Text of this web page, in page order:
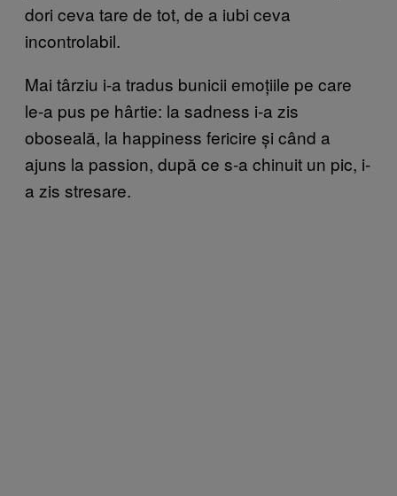
dori ceva tare de tot, de a iubi ceva
incontrolabil.
Mai târziu i-a tradus bunicii emoțiile pe care
le-a pus pe hârtie: la sadness i-a zis
oboseală, la happiness fericire și când a
ajuns la passion, după ce s-a chinuit un pic, i-
a zis stresare.